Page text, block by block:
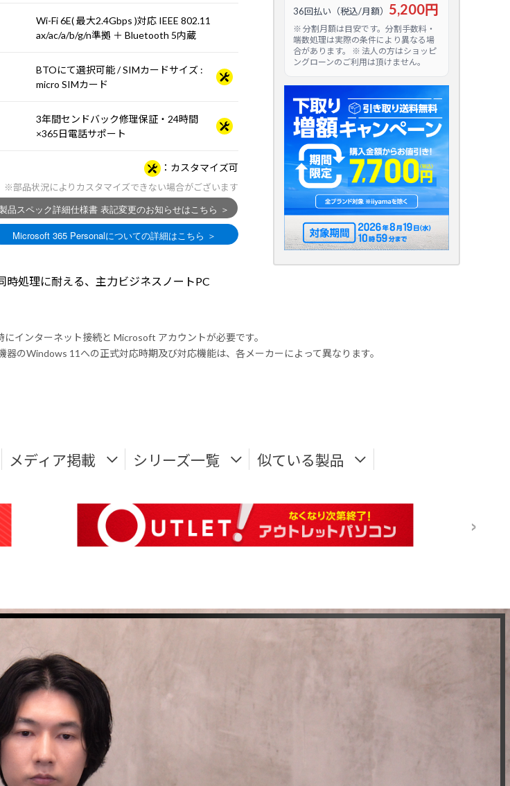
Wi-Fi 6E( 最大2.4Gbps )対応 IEEE 802.11
ax/ac/a/b/g/n準拠 ＋ Bluetooth 5内蔵
BTOにて選択可能 / SIMカードサイズ :
micro SIMカード
3年間センドバック修理保証・24時間
×365日電話サポート
カスタマイズ可
※部品状況によりカスタマイズできない場合がございます
時処理に耐える、主力ビジネスノートPC
36回払い（税込/月額） 5,200円
※ 分割月額は目安です。分割手数料・
端数処理は実際の条件により異なる場
合があります。 ※ 法人の方はショッピ
ングローンのご利用は頂けません。
インターネット接続と Microsoft アカウントが必要です。
のWindows 11への正式対応時期及び対応機能は、各メーカーによって異なります。
メディア掲載 シリーズ一覧 似ている製品